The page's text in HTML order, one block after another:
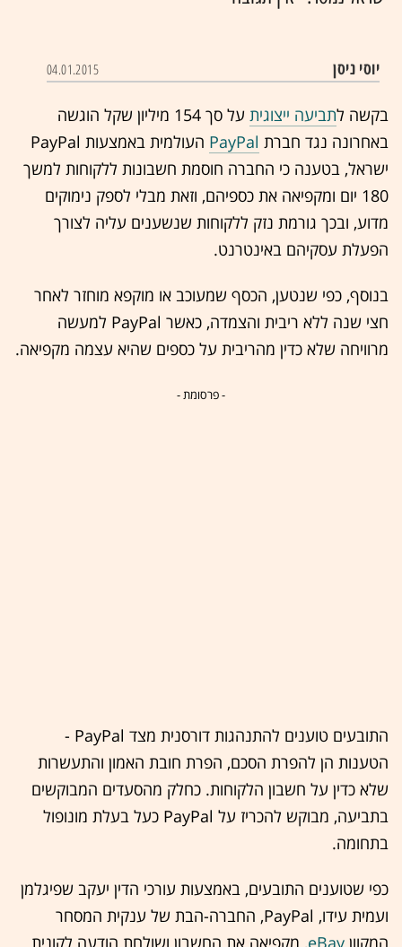
יוסי ניסן 04.01.2015
בקשה לתביעה ייצוגית
על סך 154 מיליון שקל הוגשה
באחרונה נגד חברת
העולמית באמצעות ‏PayPal
ישראל, בטענה כי החברה חוסמת חשבונות ללקוחות למשך
180 יום ומקפיאה את כספיהם, וזאת מבלי לספק נימוקים
מדוע, ובכך גורמת נזק ללקוחות שנשענים עליה לצורך
הפעלת עסקיהם באינטרנט.
בנוסף, כפי שנטען, הכסף שמעוכב או מוקפא מוחזר לאחר
חצי שנה ללא ריבית והצמדה, כאשר ‏PayPal למעשה
מרוויחה שלא כדין מהריבית על כספים שהיא עצמה מקפיאה.
- פרסומת -
התובעים טוענים להתנהגות דורסנית מצד ‏PayPal -
הטענות הן להפרת הסכם, הפרת חובת האמון והתעשרות
שלא כדין על חשבון הלקוחות. כחלק מהסעדים המבוקשים
בתביעה, מבוקש להכריז על ‏PayPal כעל בעלת מונופול
בתחומה.
כפי שטוענים התובעים, באמצעות עורכי הדין יעקב שפיגלמן
ועמית עידו, ‏PayPal, החברה-הבת של ענקית המסחר
המקוון eBay, מקפיאה את החשבון ושולחת הודעה לקונית